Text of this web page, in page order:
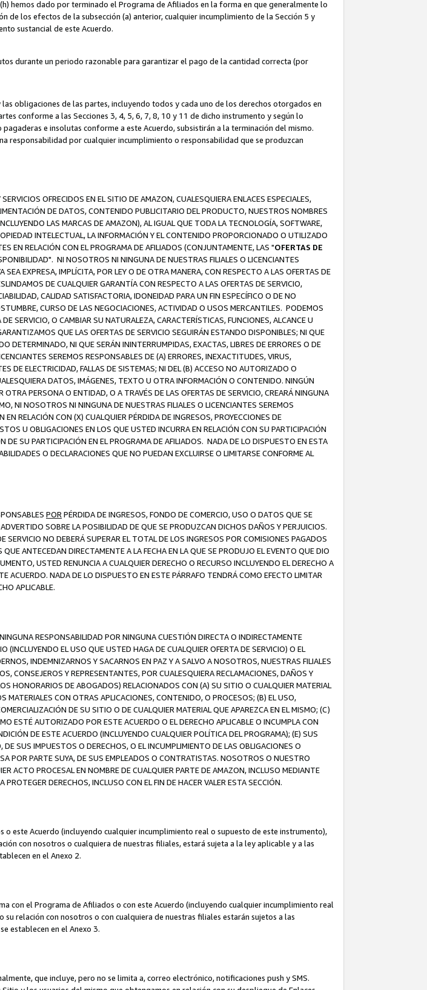
hemos dado por terminado el Programa de Afiliados en la forma en que generalmente lo
de los efectos de la subsección (a) anterior, cualquier incumplimiento de la Sección 5 y
sustancial de este Acuerdo.
durante un periodo razonable para garantizar el pago de la cantidad correcta (por
obligaciones de las partes, incluyendo todos y cada uno de los derechos otorgados en
conforme a las Secciones 3, 4, 5, 6, 7, 8, 10 y 11 de dicho instrumento y según lo
e insolutas conforme a este Acuerdo, subsistirán a la terminación del mismo.
responsabilidad por cualquier incumplimiento o responsabilidad que se produzcan
OFRECIDOS EN EL SITIO DE AMAZON, CUALESQUIERA ENLACES ESPECIALES,
DE DATOS, CONTENIDO PUBLICITARIO DEL PRODUCTO, NUESTROS NOMBRES
LAS MARCAS DE AMAZON), AL IGUAL QUE TODA LA TECNOLOGÍA, SOFTWARE,
INTELECTUAL, LA INFORMACIÓN Y EL CONTENIDO PROPORCIONADO O UTILIZADO
EN RELACIÓN CON EL PROGRAMA DE AFILIADOS (CONJUNTAMENTE, LAS "OFERTAS DE
NI NOSOTROS NI NINGUNA DE NUESTRAS FILIALES O LICENCIANTES
EXPRESA, IMPLÍCITA, POR LEY O DE OTRA MANERA, CON RESPECTO A LAS OFERTAS DE
DE CUALQUIER GARANTÍA CON RESPECTO A LAS OFERTAS DE SERVICIO,
CALIDAD SATISFACTORIA, IDONEIDAD PARA UN FIN ESPECÍFICO O DE NO
CURSO DE LAS NEGOCIACIONES, ACTIVIDAD O USOS MERCANTILES. PODEMOS
SERVICIO, O CAMBIAR SU NATURALEZA, CARACTERÍSTICAS, FUNCIONES, ALCANCE U
QUE LAS OFERTAS DE SERVICIO SEGUIRÁN ESTANDO DISPONIBLES; NI QUE
DETERMINADO, NI QUE SERÁN ININTERRUMPIDAS, EXACTAS, LIBRES DE ERRORES O DE
SEREMOS RESPONSABLES DE (A) ERRORES, INEXACTITUDES, VIRUS,
DE ELECTRICIDAD, FALLAS DE SISTEMAS; NI DEL (B) ACCESO NO AUTORIZADO O
DATOS, IMÁGENES, TEXTO U OTRA INFORMACIÓN O CONTENIDO. NINGÚN
PERSONA O ENTIDAD, O A TRAVÉS DE LAS OFERTAS DE SERVICIO, CREARÁ NINGUNA
NI NOSOTROS NI NINGUNA DE NUESTRAS FILIALES O LICENCIANTES SEREMOS
RELACIÓN CON (X) CUALQUIER PÉRDIDA DE INGRESOS, PROYECCIONES DE
U OBLIGACIONES EN LOS QUE USTED INCURRA EN RELACIÓN CON SU PARTICIPACIÓN
SU PARTICIPACIÓN EN EL PROGRAMA DE AFILIADOS. NADA DE LO DISPUESTO EN ESTA
O DECLARACIONES QUE NO PUEDAN EXCLUIRSE O LIMITARSE CONFORME AL
PORPÉRDIDA DE INGRESOS, FONDO DE COMERCIO, USO O DATOS QUE SE
SOBRE LA POSIBILIDAD DE QUE SE PRODUZCAN DICHOS DAÑOS Y PERJUICIOS.
NO DEBERÁ SUPERAR EL TOTAL DE LOS INGRESOS POR COMISIONES PAGADOS
ANTECEDAN DIRECTAMENTE A LA FECHA EN LA QUE SE PRODUJO EL EVENTO QUE DIO
USTED RENUNCIA A CUALQUIER DERECHO O RECURSO INCLUYENDO EL DERECHO A
ACUERDO. NADA DE LO DISPUESTO EN ESTE PÁRRAFO TENDRÁ COMO EFECTO LIMITAR
APLICABLE.
RESPONSABILIDAD POR NINGUNA CUESTIÓN DIRECTA O INDIRECTAMENTE
EL USO QUE USTED HAGA DE CUALQUIER OFERTA DE SERVICIO) O EL
INDEMNIZARNOS Y SACARNOS EN PAZ Y A SALVO A NOSOTROS, NUESTRAS FILIALES
CONSEJEROS Y REPRESENTANTES, POR CUALESQUIERA RECLAMACIONES, DAÑOS Y
HONORARIOS DE ABOGADOS) RELACIONADOS CON (A) SU SITIO O CUALQUIER MATERIAL
MATERIALES CON OTRAS APLICACIONES, CONTENIDO, O PROCESOS; (B) EL USO,
DE SU SITIO O DE CUALQUIER MATERIAL QUE APAREZCA EN EL MISMO; (C)
ESTÉ AUTORIZADO POR ESTE ACUERDO O EL DERECHO APLICABLE O INCUMPLA CON
DE ESTE ACUERDO (INCLUYENDO CUALQUIER POLÍTICA DEL PROGRAMA); (E) SUS
SUS IMPUESTOS O DERECHOS, O EL INCUMPLIMIENTO DE LAS OBLIGACIONES O
POR PARTE SUYA, DE SUS EMPLEADOS O CONTRATISTAS. NOSOTROS O NUESTRO
ACTO PROCESAL EN NOMBRE DE CUALQUIER PARTE DE AMAZON, INCLUSO MEDIANTE
DERECHOS, INCLUSO CON EL FIN DE HACER VALER ESTA SECCIÓN.
este Acuerdo (incluyendo cualquier incumplimiento real o supuesto de este instrumento),
con nosotros o cualquiera de nuestras filiales, estará sujeta a la ley aplicable y a las
en el Anexo 2.
con el Programa de Afiliados o con este Acuerdo (incluyendo cualquier incumplimiento real
relación con nosotros o con cualquiera de nuestras filiales estarán sujetos a las
establecen en el Anexo 3.
que incluye, pero no se limita a, correo electrónico, notificaciones push y SMS.